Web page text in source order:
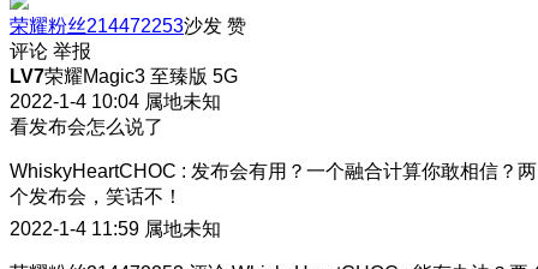
荣耀粉丝214472253沙发 赞
评论 举报
LV7荣耀Magic3 至臻版 5G
2022-1-4 10:04 属地未知
看发布会怎么说了
WhiskyHeartCHOC : 发布会有用？一个融合计算你敢相信？两
个发布会，笑话不！
2022-1-4 11:59 属地未知